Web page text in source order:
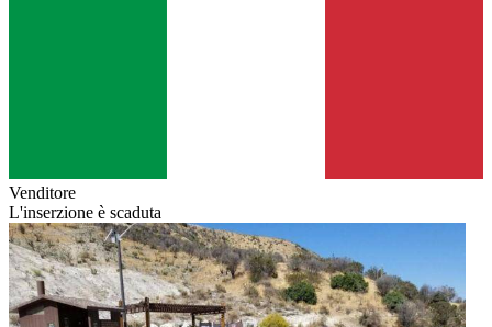
Venditore
L'inserzione è scaduta